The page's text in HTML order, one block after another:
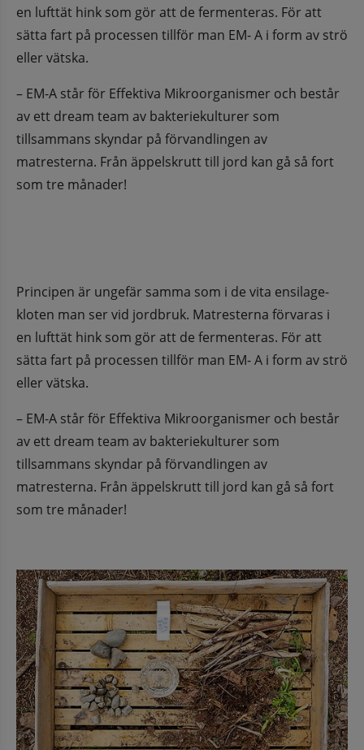
en lufttät hink som gör att de fermenteras. För att
sätta fart på processen tillför man EM- A i form av strö
eller vätska.
– EM-A står för Effektiva Mikroorganismer och består
av ett dream team av bakteriekulturer som
tillsammans skyndar på förvandlingen av
matresterna. Från äppelskrutt till jord kan gå så fort
som tre månader!
Principen är ungefär samma som i de vita ensilage-
kloten man ser vid jordbruk. Matresterna förvaras i
en lufttät hink som gör att de fermenteras. För att
sätta fart på processen tillför man EM- A i form av strö
eller vätska.
– EM-A står för Effektiva Mikroorganismer och består
av ett dream team av bakteriekulturer som
tillsammans skyndar på förvandlingen av
matresterna. Från äppelskrutt till jord kan gå så fort
som tre månader!